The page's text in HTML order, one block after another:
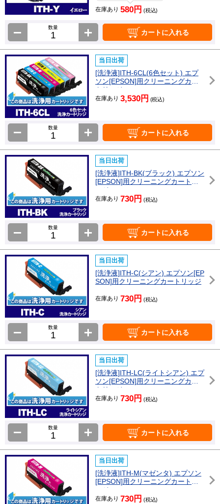
在庫あり 580円 (税込)
数量
カートに入れる
当日出荷
[洗浄液]ITH-6CL(6色セット) エプ
ソン[EPSON]用クリーニングカー
トリッジ
在庫あり 3,530円 (税込)
数量
カートに入れる
当日出荷
[洗浄液]ITH-BK(ブラック) エプソン
[EPSON]用クリーニングカートリ
ッジ
在庫あり 730円 (税込)
数量
カートに入れる
当日出荷
[洗浄液]ITH-C(シアン) エプソン[EP
SON]用クリーニングカートリッジ
在庫あり 730円 (税込)
数量
カートに入れる
当日出荷
[洗浄液]ITH-LC(ライトシアン) エプ
ソン[EPSON]用クリーニングカー
トリッジ
在庫あり 730円 (税込)
数量
カートに入れる
当日出荷
[洗浄液]ITH-M(マゼンタ) エプソン
[EPSON]用クリーニングカートリ
ッジ
在庫あり 730円 (税込)